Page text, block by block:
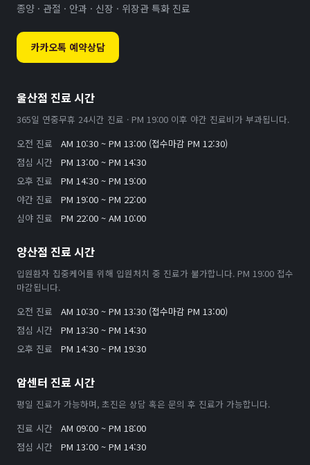
종양 · 관절 · 안과 · 신장 · 위장관 특화 진료
카카오톡 예약상담
울산점 진료 시간
365일 연중무휴 24시간 진료 · PM 19:00 이후 야간 진료비가 부과됩니다.
오전 진료
AM 10:30 ~ PM 13:00 (접수마감 PM 12:30)
점심 시간
PM 13:00 ~ PM 14:30
오후 진료
PM 14:30 ~ PM 19:00
야간 진료
PM 19:00 ~ PM 22:00
심야 진료
PM 22:00 ~ AM 10:00
양산점 진료 시간
입원환자 집중케어를 위해 입원처치 중 진료가 불가합니다. PM 19:00 접수
마감됩니다.
오전 진료
AM 10:30 ~ PM 13:30 (접수마감 PM 13:00)
점심 시간
PM 13:30 ~ PM 14:30
오후 진료
PM 14:30 ~ PM 19:30
암센터 진료 시간
평일 진료가 가능하며, 초진은 상담 혹은 문의 후 진료가 가능합니다.
진료 시간
AM 09:00 ~ PM 18:00
점심 시간
PM 13:00 ~ PM 14:30